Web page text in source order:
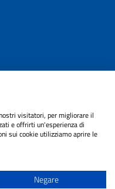
visitatori, per migliorare il
e offrirti un'esperienza di
sui cookie utilizziamo aprire le
Negare